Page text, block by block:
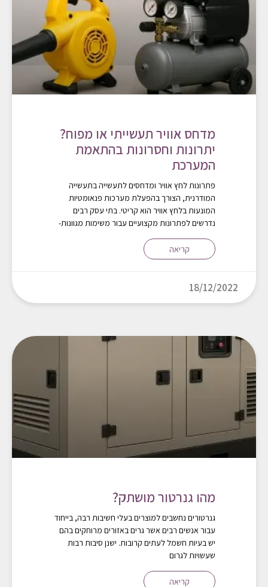
מדחס אוויר תעשייתי או מפוח?
יתרונות וחסרונות בהתאמת
המערכת
פתרונות לחץ אוויר ומדחסים לתעשייה בתעשייה
המודרנית, הצורך בהפעלת מערכות פנאומטיות
המונעות בלחץ אוויר הוא קריטי. בתי עסק רבים
נדרשים לפתרונות מקצועיים עבור משימות מגוונות-
קריאה
18/12/2022
מהו גנרטור מושתק?
גנרטורים נחשבים למוצרים בעלי חשיבות רבה, בייחוד
עבור אנשים רבים אשר גרים באזורים מרוחקים בהם
יש בעיות חשמל לעתים קרובות. ישנן סיבות רבות
שעשויות לגרום
קריאה